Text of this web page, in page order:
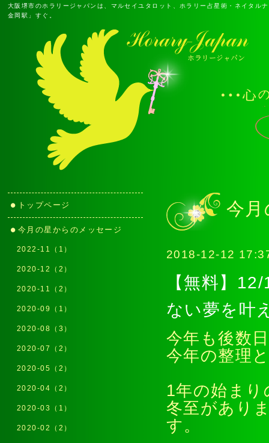
大阪堺市のホラリージャパンは、マルセイユタロット、ホラリー占星術・ネイタ
金岡駅」すぐ。
今
2018-12-12
【無料】
ない夢を叶
今年も後数
今年の整理
1年の始ま
冬至があり
す。
トップページ
今月の星からのメッセージ
2022-11（1）
2020-12（2）
2020-11（2）
2020-09（1）
2020-08（3）
2020-07（2）
2020-05（2）
2020-04（2）
2020-03（1）
2020-02（2）